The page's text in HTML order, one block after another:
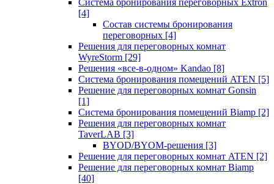
Система бронирования переговорных Extron
[4]
Состав системы бронирования
переговорных [4]
Решения для переговорных комнат
WyreStorm [29]
Решения «все-в-одном» Kandao [8]
Система бронирования помещений ATEN [5]
Решение для переговорных комнат Gonsin
[1]
Система бронирования помещений Biamp [2]
Решения для переговорных комнат
TaverLAB [3]
BYOD/BYOM-решения [3]
Решение для переговорных комнат ATEN [2]
Решение для переговорных комнат Biamp
[40]